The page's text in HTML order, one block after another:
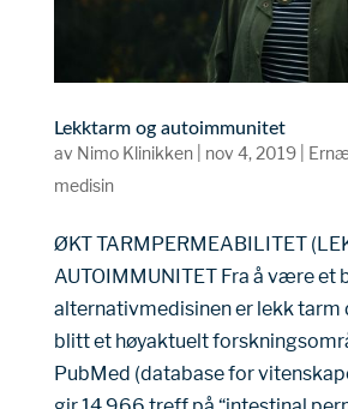
Lekktarm og autoimmunitet
av Nimo Klinikken| nov 4, 2019|
medisin
ØKT TARMPERMEABILITET
AUTOIMMUNITET Fra å være et
alternativmedisinen er lekk tarm
blitt et høyaktuelt
PubMed (database for